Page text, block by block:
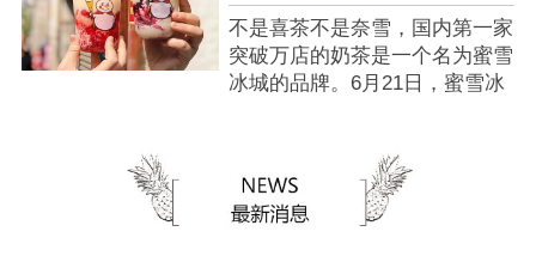
么多家了？ 也许大家对
5000 家店是什么量级没什么概
念，我来给对....
不是喜茶不是奈雪，国内第一家
突破万店的奶茶是一个名为蜜雪
冰城的品牌。6月21日，蜜雪冰
家，买多少送多少”的横幅，这
个自1997年开始营业的街边奶
茶店正逐渐展露它的锋芒。不过